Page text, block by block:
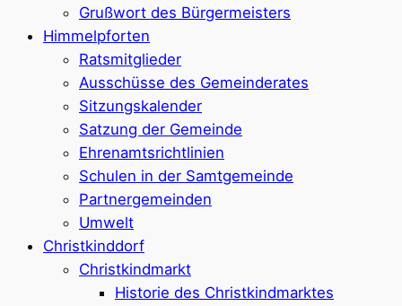
Grußwort des Bürgermeisters
Himmelpforten
Ratsmitglieder
Ausschüsse des Gemeinderates
Sitzungskalender
Satzung der Gemeinde
Ehrenamtsrichtlinien
Schulen in der Samtgemeinde
Partnergemeinden
Umwelt
Christkinddorf
Christkindmarkt
Historie des Christkindmarktes